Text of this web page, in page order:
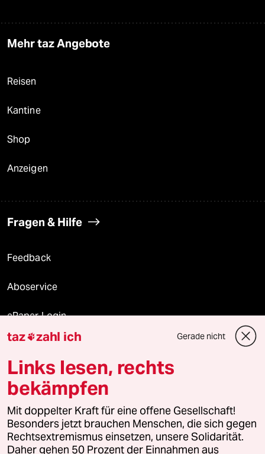
Mehr taz Angebote
Reisen
Kantine
Shop
Anzeigen
Fragen & Hilfe
Feedback
Aboservice
ePaper Login
Downloads für Abonnierende
© 2026 taz Verlags und Vertriebs GmbH
Alle Rechte vorbehalten. Bei rechtlichen Fragen oder für Genehmigungen
wenden Sie sich bitte an
lizenzen@taz.de
taz zahl ich Gerade nicht
Links lesen, rechts
bekämpfen
Mit doppelter Kraft für eine offene Gesellschaft!
Besonders jetzt brauchen Menschen, die sich gegen
Rechtsextremismus einsetzen, unsere Solidarität.
Daher gehen 50 Prozent der Einnahmen aus